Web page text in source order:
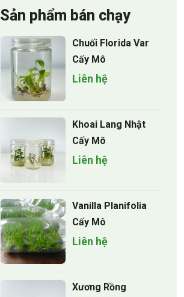
Sản phẩm bán chạy
Chuối Florida Var
Cấy Mô
Liên hệ
Khoai Lang Nhật
Cấy Mô
Liên hệ
Vanilla Planifolia
Cấy Mô
Liên hệ
Xương Rồng